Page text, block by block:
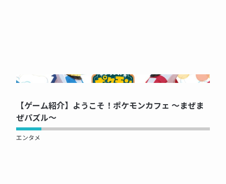
NOW PRINTING...
【ゲーム紹介】ようこそ！ポケモンカフェ ～まぜま
ぜパズル～
エンタメ